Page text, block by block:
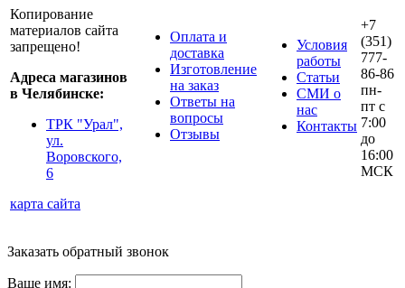
Копирование
материалов сайта
запрещено!
Адреса магазинов
в Челябинске:
ТРК "Урал",
ул.
Воровского,
6
карта сайта
Оплата и
доставка
Изготовление
на заказ
Ответы на
вопросы
Отзывы
Условия
работы
Статьи
СМИ о
нас
Контакты
+7
(351)
777-
86-86
пн-
пт с
7:00
до
16:00
МСК
Заказать обратный звонок
Ваше имя: